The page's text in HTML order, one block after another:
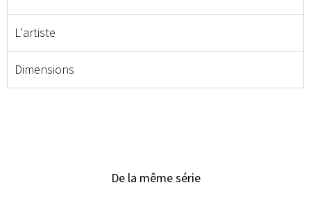
L'artiste
Dimensions
De la même série